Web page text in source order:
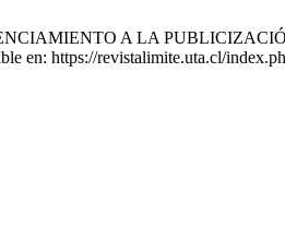
A LA
en: https://revistalimite.uta.cl/